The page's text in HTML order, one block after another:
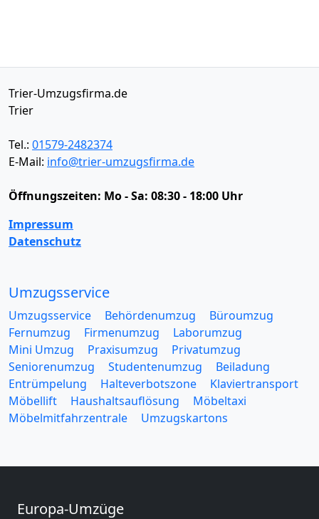
Trier-Umzugsfirma.de
Trier
Tel.: 01579-2482374
E-Mail: info@trier-umzugsfirma.de
Öffnungszeiten: Mo - Sa: 08:30 - 18:00 Uhr
Impressum
Datenschutz
Umzugsservice
Umzugsservice Behördenumzug
Büroumzug
Fernumzug
Firmenumzug
Laborumzug
Mini Umzug
Praxisumzug
Privatumzug
Seniorenumzug
Studentenumzug
Beiladung
Entrümpelung
Halteverbotszone
Klaviertransport
Möbellift
Haushaltsauflösung
Möbeltaxi
Möbelmitfahrzentrale
Umzugskartons
Europa-Umzüge